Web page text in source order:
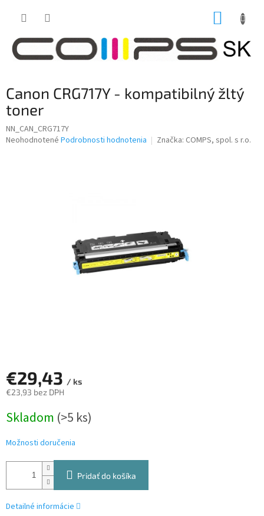
Canon CRG717Y - kompatibilný žltý
toner
NN_CAN_CRG717Y
Priemerné
Neohodnotené Podrobnosti hodnotenia Značka: COMPS, spol. s r.o.
€29,43 / ks
€23,93 bez DPH
cena:
Skladom (>5 ks)
Možnosti doručenia
Pridať do košíka
Detailné informácie